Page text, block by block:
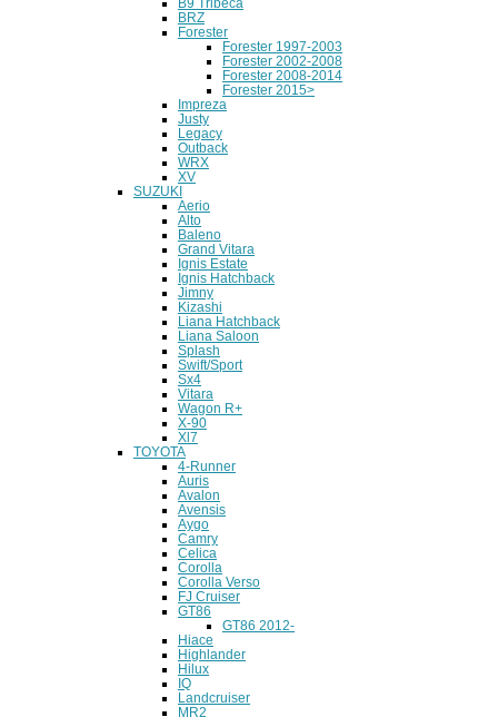
B9 Tribeca
BRZ
Forester
Forester 1997-2003
Forester 2002-2008
Forester 2008-2014
Forester 2015>
Impreza
Justy
Legacy
Outback
WRX
XV
SUZUKI
Aerio
Alto
Baleno
Grand Vitara
Ignis Estate
Ignis Hatchback
Jimny
Kizashi
Liana Hatchback
Liana Saloon
Splash
Swift/Sport
Sx4
Vitara
Wagon R+
X-90
Xl7
TOYOTA
4-Runner
Auris
Avalon
Avensis
Aygo
Camry
Celica
Corolla
Corolla Verso
FJ Cruiser
GT86
GT86 2012-
Hiace
Highlander
Hilux
IQ
Landcruiser
MR2